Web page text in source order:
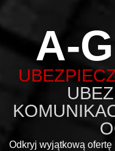
A-
Odkryj wyjątkową ofertę